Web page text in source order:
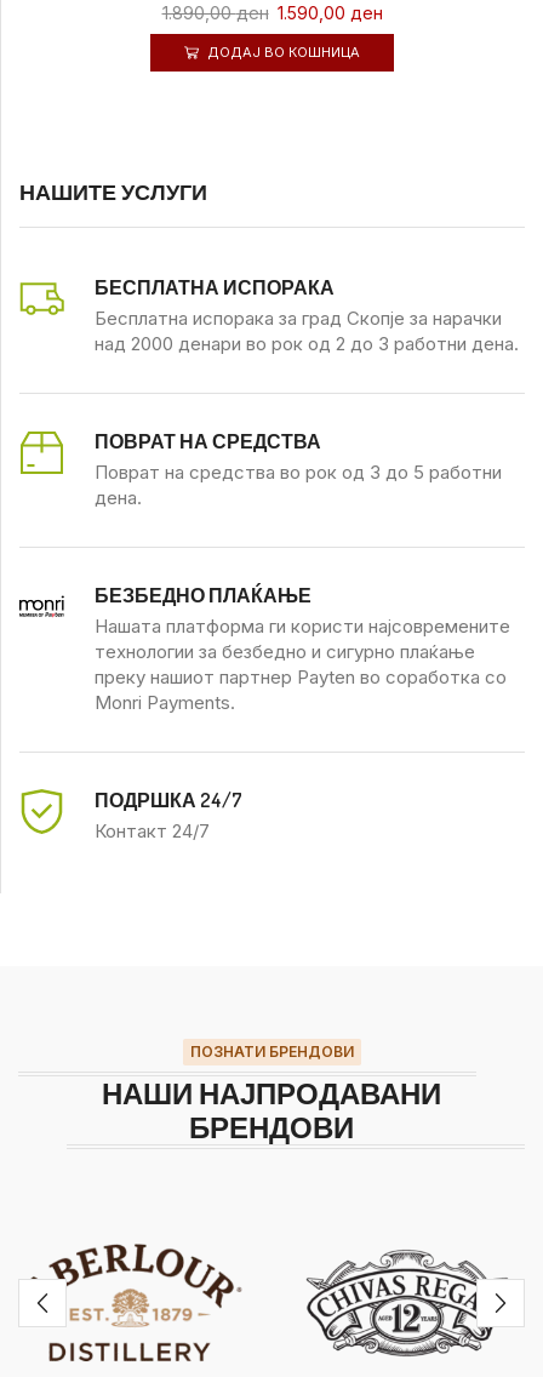
1.890,00ден 1.590,00 ден
ДОДАЈ ВО КОШНИЦА
НАШИТЕ УСЛУГИ
БЕСПЛАТНА ИСПОРАКА
Бесплатна испорака за град Скопје за нарачки
над 2000 денари во рок од 2 до 3 работни дена.
ПОВРАТ НА СРЕДСТВА
Поврат на средства во рок од 3 до 5 работни
дена.
БЕЗБЕДНО ПЛАЌАЊЕ
Нашата платформа ги користи најсовремените
технологии за безбедно и сигурно плаќање
преку нашиот партнер Payten во соработка со
Monri Payments.
ПОДРШКА 24/7
Контакт 24/7
ПОЗНАТИ БРЕНДОВИ
НАШИ НАЈПРОДАВАНИ
БРЕНДОВИ